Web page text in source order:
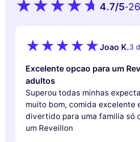
4.7/5-
Joao K.3
Excelente opcao para um
adultos
Superou todas minhas
muito bom, comida excelente
divertido para uma familia só
um Reveillon